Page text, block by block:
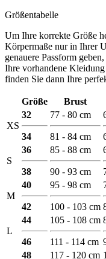
Größentabelle
Um Ihre korrekte Größe
Körpermaße nur in Ihrer
genauere Passform
Ihre vorhandene
finden Sie dann Ihre
Größe Brust
XS
32
34
77 - 80 cm
81 - 84 cm
S
36
38
85 - 88 cm
90 - 93 cm
M
40
42
95 - 98 cm
100 - 103 cm
L
44
46
105 - 108 cm
111 - 114 cm
48
117 - 120 cm